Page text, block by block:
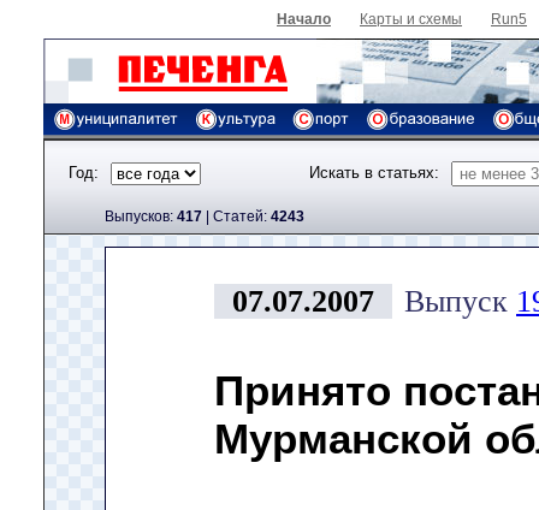
Начало Карты и схемы Run5
Год: Искать в статьях:
Выпусков: 417 | Cтатей: 4243
07.07.2007 Выпуск
Принято
Мурманской